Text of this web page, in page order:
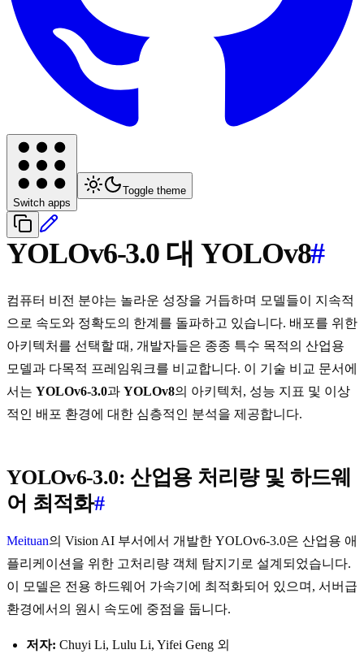
Switch apps
Toggle theme
YOLOv6-3.0 대 YOLOv8#
컴퓨터 비전 분야는 놀라운 성장을 거듭하며 모델들이 지속적
으로 속도와 정확도의 한계를 돌파하고 있습니다. 배포를 위한
아키텍처를 선택할 때, 개발자들은 종종 특수 목적의 산업용
모델과 다목적 프레임워크를 비교합니다. 이 기술 비교 문서에
서는 YOLOv6-3.0과 YOLOv8의 아키텍처, 성능 지표 및 이상
적인 배포 환경에 대한 심층적인 분석을 제공합니다.
YOLOv6-3.0: 산업용 처리량 및 하드웨
어 최적화#
Meituan의 Vision AI 부서에서 개발한 YOLOv6-3.0은 산업용 애
플리케이션을 위한 고처리량 객체 탐지기로 설계되었습니다.
이 모델은 전용 하드웨어 가속기에 최적화되어 있으며, 서버급
환경에서의 원시 속도에 중점을 둡니다.
저자: Chuyi Li, Lulu Li, Yifei Geng 외